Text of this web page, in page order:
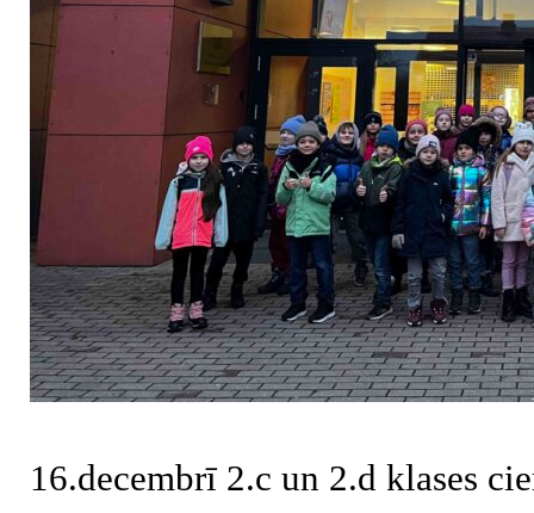
16.decembrī 2.c un 2.d klases